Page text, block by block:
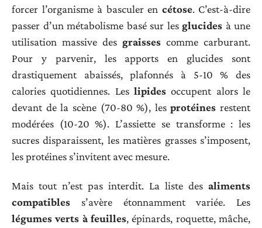
forcer l’organisme à basculer en cétose. C’est-à-dire
passer d’un métabolisme basé sur les glucides à une
utilisation massive des graisses comme carburant.
Pour y parvenir, les apports en glucides sont
drastiquement abaissés, plafonnés à 5-10 % des
calories quotidiennes. Les lipides occupent alors le
devant de la scène (70-80 %), lesprotéines restent
modérées (10-20 %). L’assiette se transforme : les
sucres disparaissent, les matières grasses s’imposent,
les protéines s’invitent avec mesure.
Mais tout n’est pas interdit. La liste des aliments
compatibles s’avère étonnamment variée. Les
légumes verts à feuilles, épinards, roquette, mâche,